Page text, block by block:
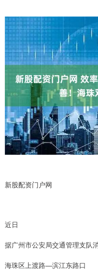
新股配资门户网
近日
据广州市公安局交通管理支队
海珠区上渡路—滨江东路口